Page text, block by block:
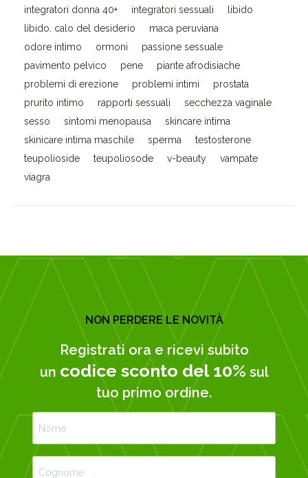
integratori donna 40+
integratori sessuali
libido
libido. calo del desiderio
maca peruviana
odore intimo
ormoni
passione sessuale
pavimento pelvico
pene
piante afrodisiache
problemi di erezione
problemi intimi
prostata
prurito intimo
rapporti sessuali
secchezza vaginale
sesso
sintomi menopausa
skincare intima
skinicare intima maschile
sperma
testosterone
teupolioside
teupoliosode v-beauty
vampate
viagra
NON PERDERE LE NOVITÀ
Registrati ora e ricevi subito
un codice sconto del 10% sul
tuo primo ordine.